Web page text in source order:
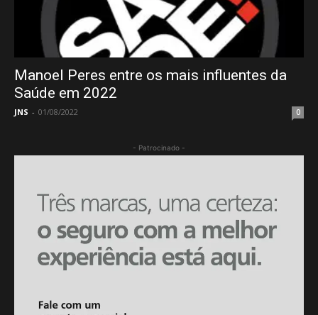
Manoel Peres entre os mais influentes da
Saúde em 2022
JNS - 01/08/2022 0
- Patrocinado -